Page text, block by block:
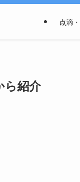
点滴
ら紹介